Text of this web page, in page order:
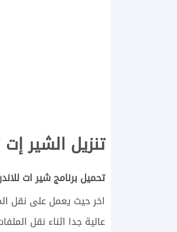
تنزيل الشير
تحميل برنامج شير ات
اخر حيث يعمل على نقل
عالية جدا اثناء نقل